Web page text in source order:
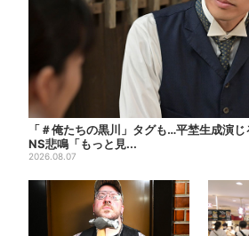
「＃俺たちの黒川」タグも…平埜生成演じ
NS悲鳴「もっと見...
2026.08.07